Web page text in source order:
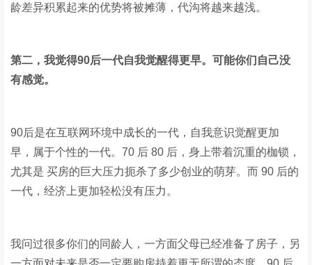
龄差异积累起来的优势将被摊薄，代沟将越来越浅。
第二，我觉得90后一代自我觉醒得更早。可能你们自己没
有感觉。
90后是在互联网环境中成长的一代，自我意识觉醒更加
早，属于个性的一代。70 后 80 后，身上带着沉重的枷锁，
尤其是 买房的巨大压力扼杀了多少创业的萌芽。而 90 后的
一代，经济上更加轻松没有压力。
我问过很多你们的同龄人，一方面父母已经准备了房子，另